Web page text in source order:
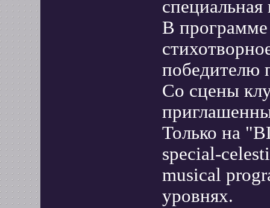
В программе
победителю
Со сцены
Только на
special-
musical
уровнях.